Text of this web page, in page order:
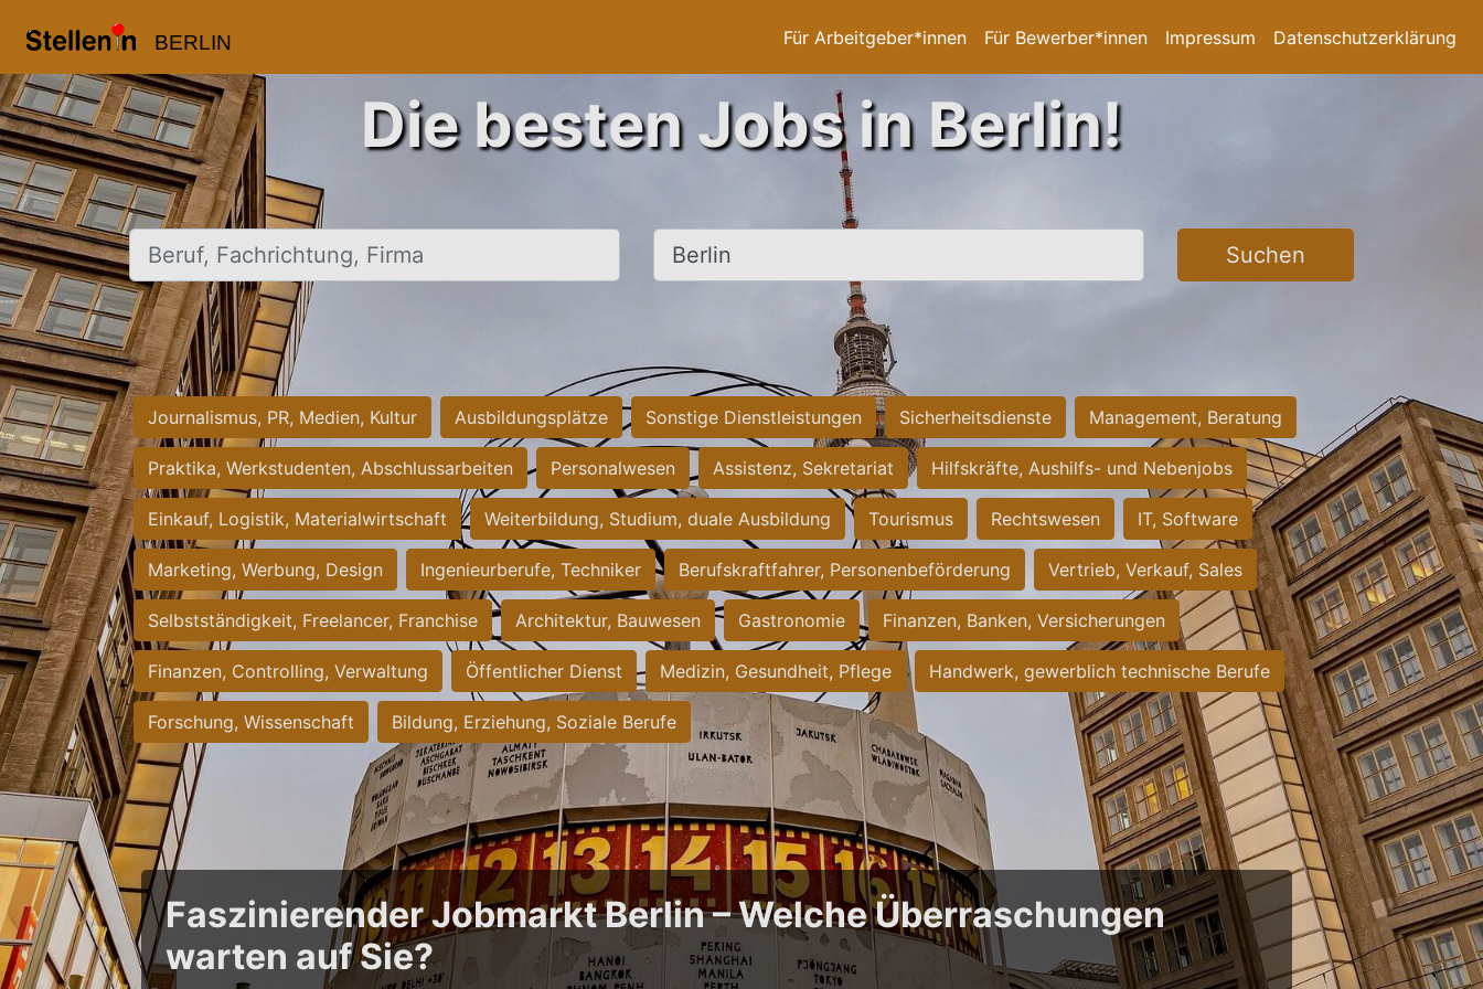
BERLIN Für Arbeitgeber*innen Für Bewerber*innen Impressum Datenschutzerklärung
Die besten Jobs in Berlin!
Beruf, Fachrichtung, Firma Ort, Stadt Suchen
Journalismus, PR, Medien, Kultur Ausbildungsplätze Sonstige Dienstleistungen Sicherheitsdienste Management, Beratung
Praktika, Werkstudenten, Abschlussarbeiten Personalwesen Assistenz, Sekretariat Hilfskräfte, Aushilfs- und Nebenjobs
Einkauf, Logistik, Materialwirtschaft Weiterbildung, Studium, duale Ausbildung Tourismus Rechtswesen IT, Software
Marketing, Werbung, Design Ingenieurberufe, Techniker Berufskraftfahrer, Personenbeförderung Vertrieb, Verkauf, Sales
Selbstständigkeit, Freelancer, Franchise Architektur, Bauwesen Gastronomie Finanzen, Banken, Versicherungen
Finanzen, Controlling, Verwaltung Öffentlicher Dienst Medizin, Gesundheit, Pflege Handwerk, gewerblich technische Berufe
Forschung, Wissenschaft Bildung, Erziehung, Soziale Berufe
Faszinierender Jobmarkt Berlin – Welche Überraschungen
warten auf Sie?